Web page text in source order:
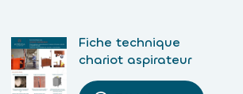
Fiche technique
chariot aspirateur